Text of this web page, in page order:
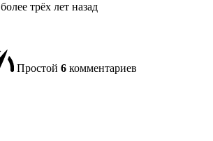
более трёх лет назад
Простой 6 комментариев